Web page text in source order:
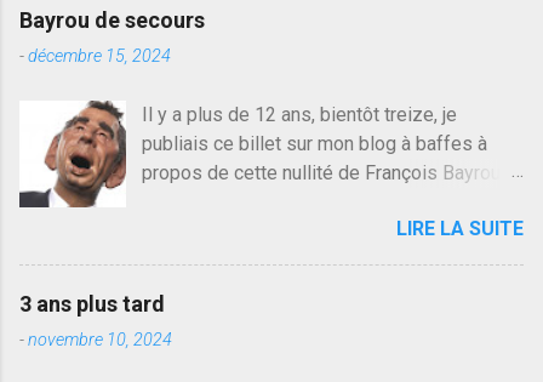
e
r
u
m
m
e
n
r
e
Bayrou de secours
-décembre 15, 2024
Il y a plus de 12 ans, bientôt treize, je
publiais ce billet sur mon blog à baffes à
propos de cette nullité de François Bayrou. Il
quelqu'un, je ne parle pas des couples mais
des amis ou des valeurs dans lesquels on
devenir le traite d'une partie de son électorat
et c'est par la presse qu'on l'apprend. On
LIRE LA SUITE
3 ans plus tard
-novembre 10, 2024